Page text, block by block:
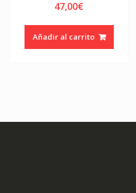
47,00€
Añadir al carrito